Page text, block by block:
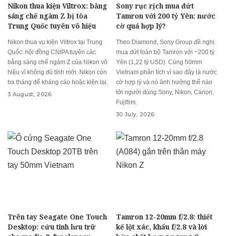
Nikon thua kiện Viltrox: bằng
sáng chế ngàm Z bị tòa
Trung Quốc tuyên vô hiệu
Nikon thua vụ kiện Viltrox tại Trung
Quốc: hội đồng CNIPA tuyên các
bằng sáng chế ngàm Z của Nikon vô
hiệu vì không đủ tính mới. Nikon còn
ba tháng để kháng cáo hoặc kiện lại.
3 August, 2026
Sony rục rịch mua đứt
Tamron với 200 tỷ Yên: nước
cờ quá hợp lý?
Theo Diamond, Sony Group đề nghị
mua đứt toàn bộ Tamron với ~200 tỷ
Yên (1,22 tỷ USD). Cùng 50mm
Vietnam phân tích vì sao đây là nước
cờ hợp lý và nó ảnh hưởng thế nào
tới người dùng Sony, Nikon, Canon,
Fujifilm.
30 July, 2026
Trên tay Seagate One Touch
Desktop: cứu tinh lưu trữ
Tamron 12-20mm f/2.8: thiết
kế lột xác, khẩu f/2.8 và lời